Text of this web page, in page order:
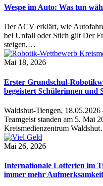
Wespe im Auto: Was tun
Der ACV erklärt, wie
bei Unfall oder Stich gilt Der
steigen,…
Mai 18, 2026
Erster Grundschul-
begeistert Schülerinnen und
Waldshut-Tiengen,
Teamgeist standen am 5. Mai
Kreismedienzentrum
Mai 26, 2026
Internationale Lotterien im
immer mehr